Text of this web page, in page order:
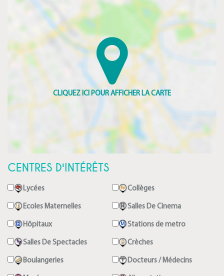
CENTRES D'INTÉRÊTS
Lycées Collèges
Ecoles Maternelles Salles De Cinema
Hôpitaux Stations de metro
Salles De Spectacles Crèches
Boulangeries Docteurs / Médecins